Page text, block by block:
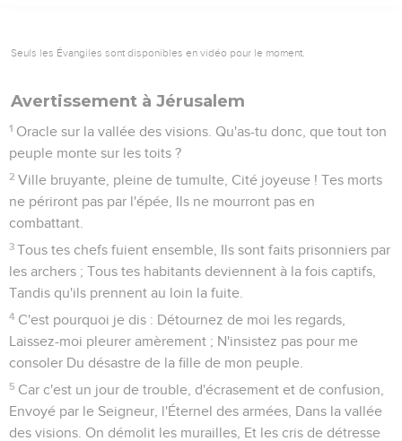
Seuls les Évangiles sont disponibles en vidéo pour le moment.
Avertissement à Jérusalem
1 Oracle sur la vallée des visions. Qu'as-tu donc, que tout ton
peuple monte sur les toits ?
2 Ville bruyante, pleine de tumulte, Cité joyeuse ! Tes morts
ne périront pas par l'épée, Ils ne mourront pas en
combattant.
3 Tous tes chefs fuient ensemble, Ils sont faits prisonniers par
les archers ; Tous tes habitants deviennent à la fois captifs,
Tandis qu'ils prennent au loin la fuite.
4 C'est pourquoi je dis : Détournez de moi les regards,
Laissez-moi pleurer amèrement ; N'insistez pas pour me
consoler Du désastre de la fille de mon peuple.
5 Car c'est un jour de trouble, d'écrasement et de confusion,
Envoyé par le Seigneur, l'Éternel des armées, Dans la vallée
des visions. On démolit les murailles, Et les cris de détresse